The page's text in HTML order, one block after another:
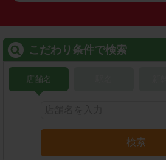
こだわり条件で検索
店舗名
検索